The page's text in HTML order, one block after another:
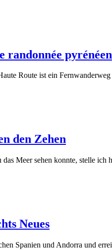
randonnée
Route ist ein
den Zehen
Meer sehen konnte, stelle
Neues
Spanien und Andorra und